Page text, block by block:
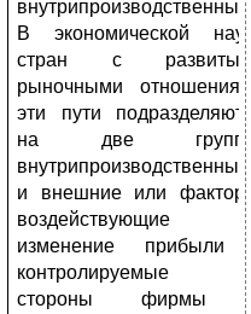
В экономической
стран с
рыночными
эти пути
на две
внутрипроизводственные
и внешние или
воздействующие
изменение прибыли
контролируемые
стороны фирмы